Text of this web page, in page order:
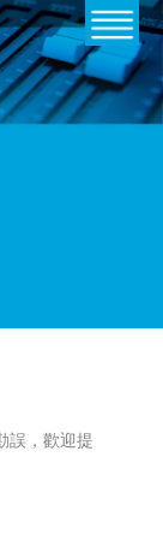
誤，歡迎提